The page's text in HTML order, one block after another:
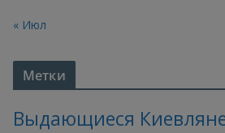
« Июл
Метки
Выдающиеся